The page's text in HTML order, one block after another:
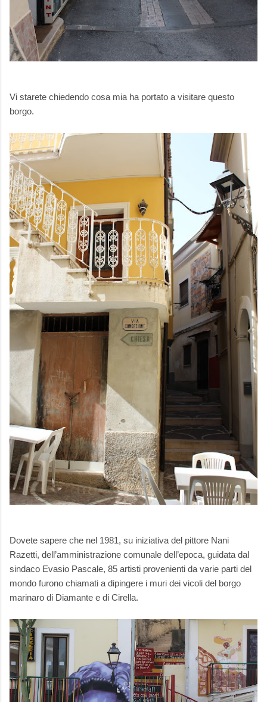
Vi starete chiedendo cosa mia ha portato a visitare questo
borgo.
Dovete sapere che nel 1981, su iniziativa del pittore Nani
Razetti, dell’amministrazione comunale dell’epoca, guidata dal
sindaco Evasio Pascale, 85 artisti provenienti da varie parti del
mondo furono chiamati a dipingere i muri dei vicoli del borgo
marinaro di Diamante e di Cirella.